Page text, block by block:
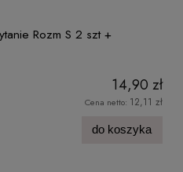
Rozm S 2 szt +
14,90 zł
Cena netto: 12,11 zł
do koszyka